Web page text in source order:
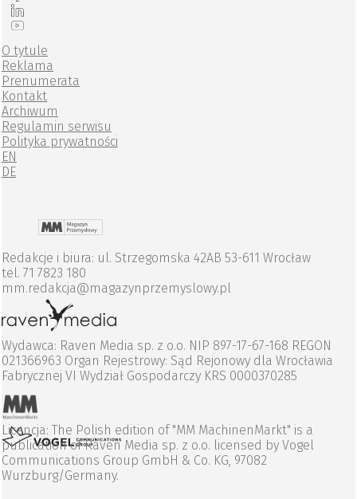
O tytule
Reklama
Prenumerata
Kontakt
Archiwum
Regulamin serwisu
Polityka prywatności
EN
DE
Redakcje i biura: ul. Strzegomska 42AB 53-611 Wrocław
tel. 71 7823 180
mm.redakcja@magazynprzemyslowy.pl
Wydawca: Raven Media sp. z o.o. NIP 897-17-67-168 REGON
021366963 Organ Rejestrowy: Sąd Rejonowy dla Wrocławia
Fabrycznej VI Wydział Gospodarczy KRS 0000370285
Licencja: The Polish edition of "MM MachinenMarkt" is a
publication of Raven Media sp. z o.o. licensed by Vogel
Communications Group GmbH & Co. KG, 97082
Wurzburg/Germany.